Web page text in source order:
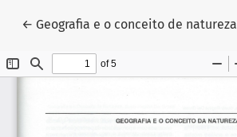
← Return to Article Details
Geografia e o conceito de natureza